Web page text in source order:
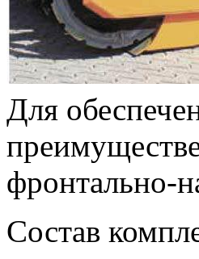
Для
фронтально-
Состав